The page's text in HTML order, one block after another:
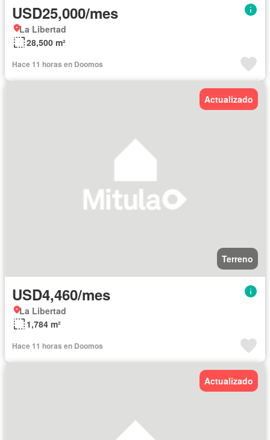
USD25,000/mes
La Libertad
28,500 m²
Hace 11 horas en Doomos
Actualizado
Terreno
USD4,460/mes
La Libertad
1,784 m²
Hace 11 horas en Doomos
Actualizado